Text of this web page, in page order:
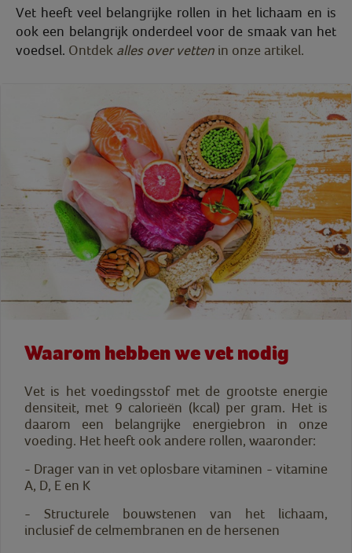
Vet heeft veel belangrijke rollen in het lichaam en is
ook een belangrijk onderdeel voor de smaak van het
voedsel. Ontdek alles over vetten in onze artikel.
Waarom hebben we vet nodig
Vet is het voedingsstof met de grootste energie
densiteit, met 9 calorieën (kcal) per gram. Het is
daarom een belangrijke energiebron in onze
voeding. Het heeft ook andere rollen, waaronder:
- Drager van in vet oplosbare vitaminen - vitamine
A, D, E en K
- Structurele bouwstenen van het lichaam,
inclusief de celmembranen en de hersenen